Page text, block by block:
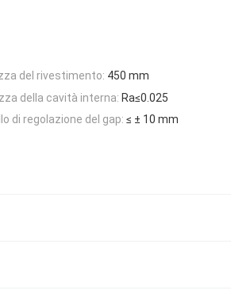
del rivestimento: 450 mm
della cavità interna: Ra≤0.025
di regolazione del gap: ≤ ± 10 mm